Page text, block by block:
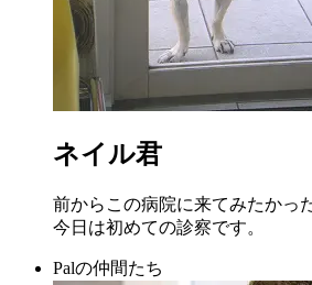
ネイル君
前からこの病院に来てみたかっ
今日は初めての診察です。
Palの仲間たち